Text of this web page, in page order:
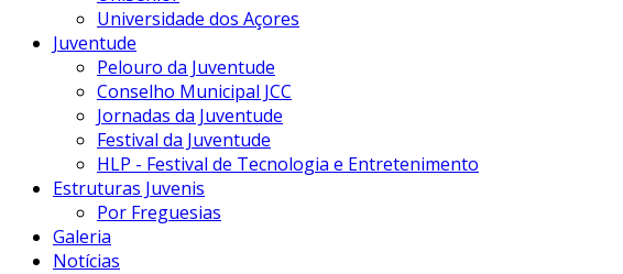
Universidade dos Açores
Juventude
Pelouro da Juventude
Conselho Municipal JCC
Jornadas da Juventude
Festival da Juventude
HLP - Festival de Tecnologia e Entretenimento
Estruturas Juvenis
Por Freguesias
Galeria
Notícias